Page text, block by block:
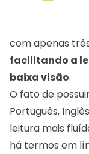
com apenas
facilitando a
baixa visão.
O fato de
Português,
leitura mais
há termos em